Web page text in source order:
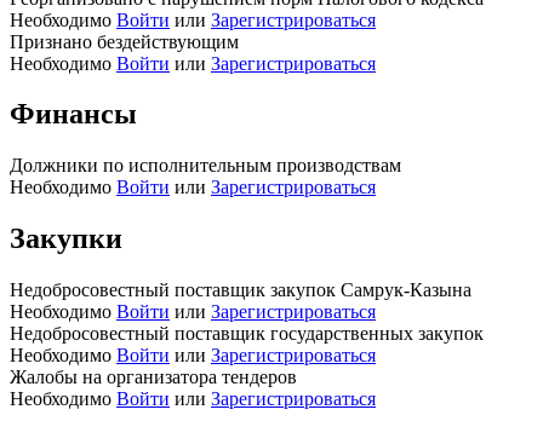
Необходимо Войти или Зарегистрироваться
Признано бездействующим
Необходимо Войти или Зарегистрироваться
Финансы
Должники по исполнительным производствам
Необходимо Войти или Зарегистрироваться
Закупки
Недобросовестный поставщик закупок Самрук-Казына
Необходимо Войти или Зарегистрироваться
Недобросовестный поставщик государственных закупок
Необходимо Войти или Зарегистрироваться
Жалобы на организатора тендеров
Необходимо Войти или Зарегистрироваться